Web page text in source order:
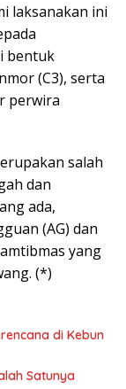
laksanakan ini
bentuk
(C3), serta
perwira
salah
dan
ada,
(AG) dan
yang
(*)
di Kebun
Satunya